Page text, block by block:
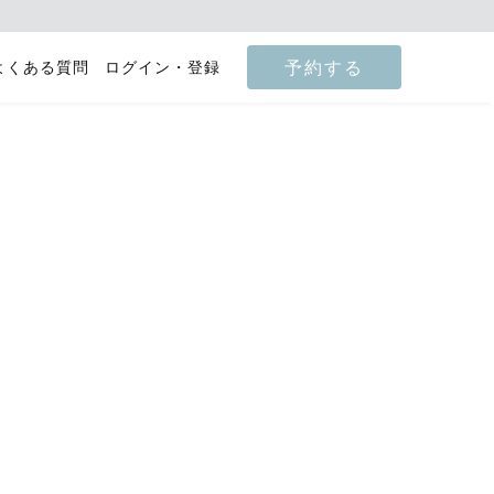
くある質問 ログイン・登録 予約する